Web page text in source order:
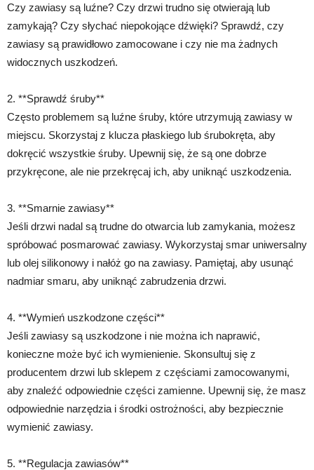
Czy zawiasy są luźne? Czy drzwi trudno się otwierają lub
zamykają? Czy słychać niepokojące dźwięki? Sprawdź, czy
zawiasy są prawidłowo zamocowane i czy nie ma żadnych
widocznych uszkodzeń.
2. **Sprawdź śruby**
Często problemem są luźne śruby, które utrzymują zawiasy w
miejscu. Skorzystaj z klucza płaskiego lub śrubokręta, aby
dokręcić wszystkie śruby. Upewnij się, że są one dobrze
przykręcone, ale nie przekręcaj ich, aby uniknąć uszkodzenia.
3. **Smarnie zawiasy**
Jeśli drzwi nadal są trudne do otwarcia lub zamykania, możesz
spróbować posmarować zawiasy. Wykorzystaj smar uniwersalny
lub olej silikonowy i nałóż go na zawiasy. Pamiętaj, aby usunąć
nadmiar smaru, aby uniknąć zabrudzenia drzwi.
4. **Wymień uszkodzone części**
Jeśli zawiasy są uszkodzone i nie można ich naprawić,
konieczne może być ich wymienienie. Skonsultuj się z
producentem drzwi lub sklepem z częściami zamocowanymi,
aby znaleźć odpowiednie części zamienne. Upewnij się, że masz
odpowiednie narzędzia i środki ostrożności, aby bezpiecznie
wymienić zawiasy.
5. **Regulacja zawiasów**